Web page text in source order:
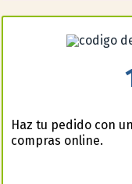
Haz tu pedido con
compras online.